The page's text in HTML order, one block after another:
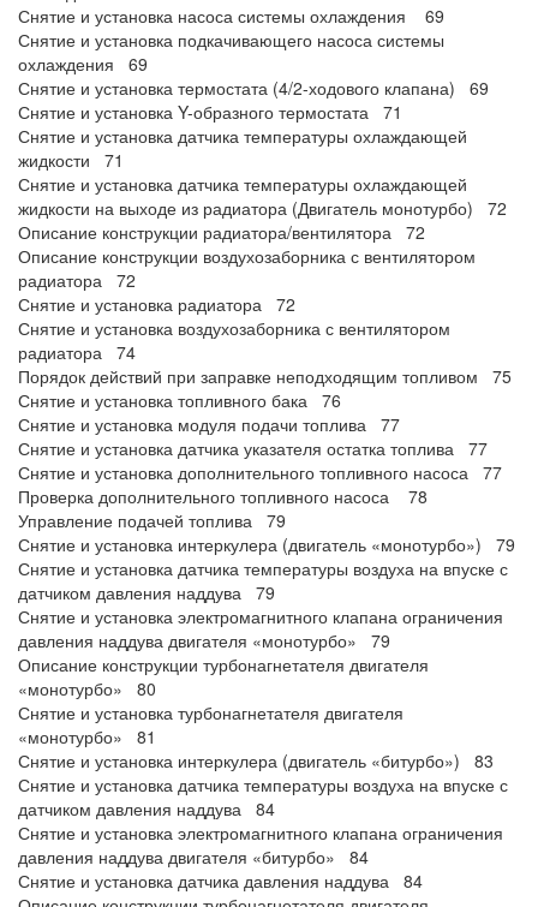
Снятие и установка насоса системы охлаждения 69
Снятие и установка подкачивающего насоса системы
охлаждения 69
Снятие и установка термостата (4/2-ходового клапана) 69
Снятие и установка Y-образного термостата 71
Снятие и установка датчика температуры охлаждающей
жидкости 71
Снятие и установка датчика температуры охлаждающей
жидкости на выходе из радиатора (Двигатель монотурбо) 72
Описание конструкции радиатора/вентилятора 72
Описание конструкции воздухозаборника с вентилятором
радиатора 72
Снятие и установка радиатора 72
Снятие и установка воздухозаборника с вентилятором
радиатора 74
Порядок действий при заправке неподходящим топливом 75
Снятие и установка топливного бака 76
Снятие и установка модуля подачи топлива 77
Снятие и установка датчика указателя остатка топлива 77
Снятие и установка дополнительного топливного насоса 77
Проверка дополнительного топливного насоса 78
Управление подачей топлива 79
Снятие и установка интеркулера (двигатель «монотурбо») 79
Снятие и установка датчика температуры воздуха на впуске с
датчиком давления наддува 79
Снятие и установка электромагнитного клапана ограничения
давления наддува двигателя «монотурбо» 79
Описание конструкции турбонагнетателя двигателя
«монотурбо» 80
Снятие и установка турбонагнетателя двигателя
«монотурбо» 81
Снятие и установка интеркулера (двигатель «битурбо») 83
Снятие и установка датчика температуры воздуха на впуске с
датчиком давления наддува 84
Снятие и установка электромагнитного клапана ограничения
давления наддува двигателя «битурбо» 84
Снятие и установка датчика давления наддува 84